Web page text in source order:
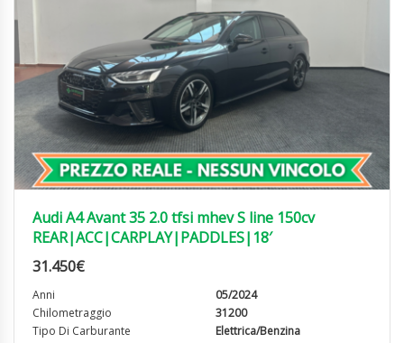
Audi A4 Avant 35 2.0 tfsi mhev S line 150cv
REAR|ACC|CARPLAY|PADDLES|18′
31.450€
Anni
05/2024
Chilometraggio
31200
Tipo Di Carburante
Elettrica/Benzina